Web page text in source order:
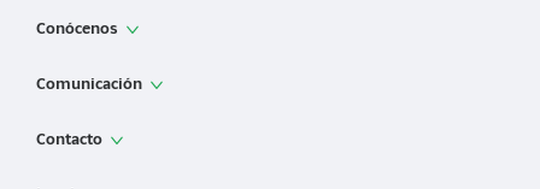
Conócenos
App de Banco Azteca
Información financiera
Comunicación
Noticias
Contacto